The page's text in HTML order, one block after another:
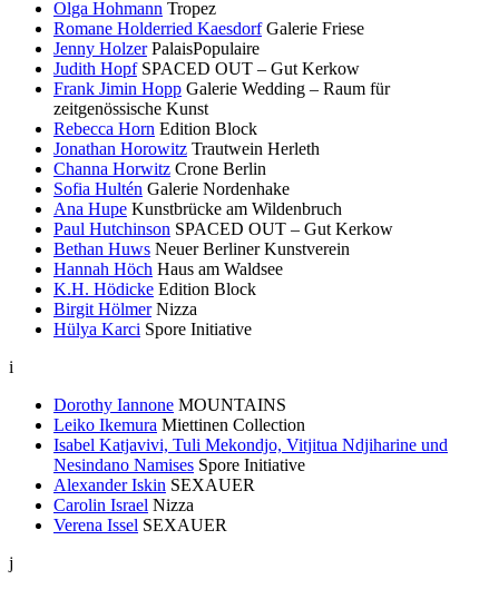
Olga Hohmann Tropez
Romane Holderried Kaesdorf Galerie Friese
Jenny Holzer PalaisPopulaire
Judith Hopf SPACED OUT – Gut Kerkow
Frank Jimin Hopp Galerie Wedding – Raum für
zeitgenössische Kunst
Rebecca Horn Edition Block
Jonathan Horowitz Trautwein Herleth
Channa Horwitz Crone Berlin
Sofia Hultén Galerie Nordenhake
Ana Hupe Kunstbrücke am Wildenbruch
Paul Hutchinson SPACED OUT – Gut Kerkow
Bethan Huws Neuer Berliner Kunstverein
Hannah Höch Haus am Waldsee
K.H. Hödicke Edition Block
Birgit Hölmer Nizza
Hülya Karci Spore Initiative
i
Dorothy Iannone MOUNTAINS
Leiko Ikemura Miettinen Collection
Isabel Katjavivi, Tuli Mekondjo, Vitjitua Ndjiharine und
Nesindano Namises Spore Initiative
Alexander Iskin SEXAUER
Carolin Israel Nizza
Verena Issel SEXAUER
j